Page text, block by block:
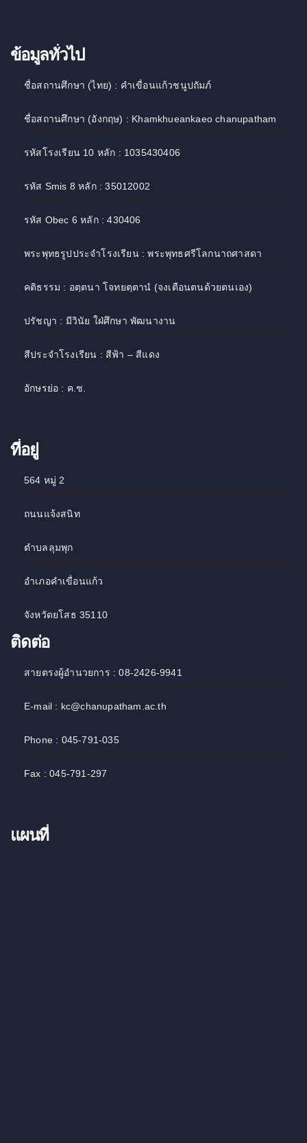
ข้อมูลทั่วไป
ชื่อสถานศึกษา (ไทย) : คำเขื่อนแก้วชนูปถัมภ์
ชื่อสถานศึกษา (อังกฤษ) : Khamkhueankaeo chanupatham
รหัสโรงเรียน 10 หลัก : 1035430406
รหัส Smis 8 หลัก : 35012002
รหัส Obec 6 หลัก : 430406
พระพุทธรูปประจำโรงเรียน : พระพุทธศรีโลกนาถศาสดา
คติธรรม : อตฺตนา โจทยตฺตานํ (จงเตือนตนด้วยตนเอง)
ปรัชญา : มีวินัย ใฝ่ศึกษา พัฒนางาน
สีประจำโรงเรียน : สีฟ้า – สีแดง
อักษรย่อ : ค.ช.
ที่อยู่
564 หมู่ 2
ถนนแจ้งสนิท
ตำบลลุมพุก
อำเภอคำเขื่อนแก้ว
จังหวัดยโสธ 35110
ติดต่อ
สายตรงผู้อำนวยการ : 08-2426-9941
E-mail : kc@chanupatham.ac.th
Phone : 045-791-035
Fax : 045-791-297
แผนที่